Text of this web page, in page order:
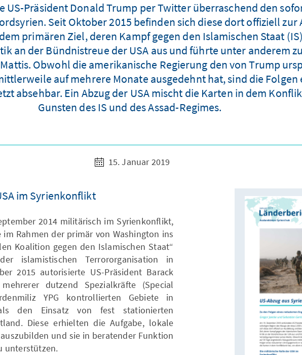
US-Präsident Donald Trump per Twitter überraschend den
Seit Oktober 2015 befinden sich diese dort offiziell
primären Ziel, deren Kampf gegen den Islamischen Staat
an der Bündnistreue der USA aus und führte unter anderem
Obwohl die amerikanische Regierung den von Trump
auf mehrere Monate ausgedehnt hat, sind die Folgen
absehbar. Ein Abzug der USA mischt die Karten in dem
Gunsten des IS und des Assad-Regimes.
15. Januar 2019
im Syrienkonflikt
2014 militärisch im Syrienkonflikt,
Rahmen der primär von Washington ins
Koalition gegen den Islamischen Staat“
islamistischen Terrororganisation in
2015 autorisierte US-Präsident Barack
dutzend Spezialkräfte (Special
YPG kontrollierten Gebiete in
den Einsatz von fest stationierten
Diese erhielten die Aufgabe, lokale
und sie in beratender Funktion
unterstützen.